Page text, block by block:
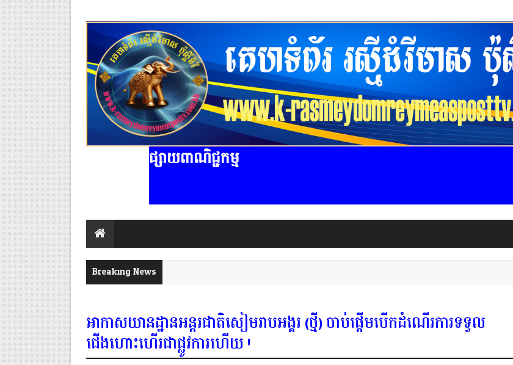
ផ្សាយពាណិជ្ជកម្ម
Breaking News
អាកាសយានដ្ឋានអន្តរជាតិសៀមរាបអង្គរ (ថ្មី) ចាប់ផ្តើមបើកដំណើរការទទួល
ជើងហោះហើរជាផ្លូវការហើយ !